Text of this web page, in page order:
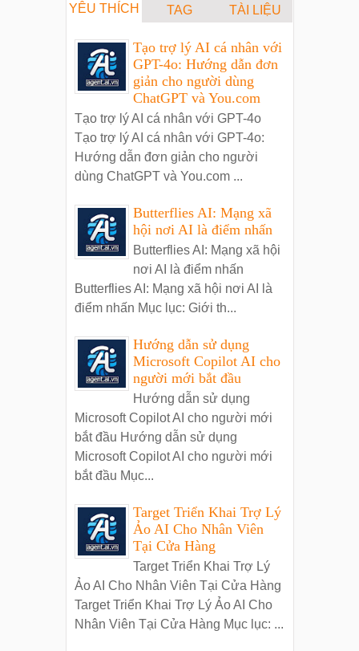
YÊU THÍCH TAG TÀI LIỆU
Tạo trợ lý AI cá nhân với
GPT-4o: Hướng dẫn đơn
giản cho người dùng
ChatGPT và You.com
Tạo trợ lý AI cá nhân với GPT-4o
Tạo trợ lý AI cá nhân với GPT-4o:
Hướng dẫn đơn giản cho người
dùng ChatGPT và You.com ...
Butterflies AI: Mạng xã
hội nơi AI là điểm nhấn
Butterflies AI: Mạng xã hội
nơi AI là điểm nhấn
Butterflies AI: Mạng xã hội nơi AI là
điểm nhấn Mục lục: Giới th...
Hướng dẫn sử dụng
Microsoft Copilot AI cho
người mới bắt đầu
Hướng dẫn sử dụng
Microsoft Copilot AI cho người mới
bắt đầu Hướng dẫn sử dụng
Microsoft Copilot AI cho người mới
bắt đầu Mục...
Target Triển Khai Trợ Lý
Ảo AI Cho Nhân Viên
Tại Cửa Hàng
Target Triển Khai Trợ Lý
Ảo AI Cho Nhân Viên Tại Cửa Hàng
Target Triển Khai Trợ Lý Ảo AI Cho
Nhân Viên Tại Cửa Hàng Mục lục: ...